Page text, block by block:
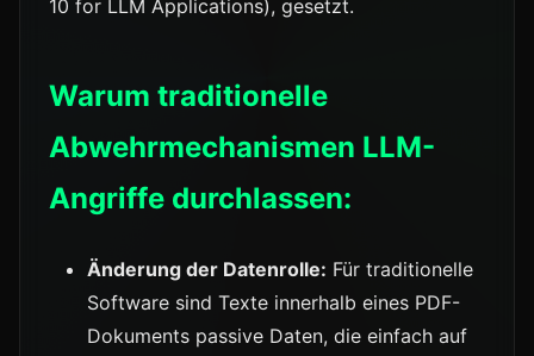
10 for LLM Applications), gesetzt.
Warum traditionelle
Abwehrmechanismen LLM-
Angriffe durchlassen:
Änderung der Datenrolle: Für traditionelle
Software sind Texte innerhalb eines PDF-
Dokuments passive Daten, die einfach auf